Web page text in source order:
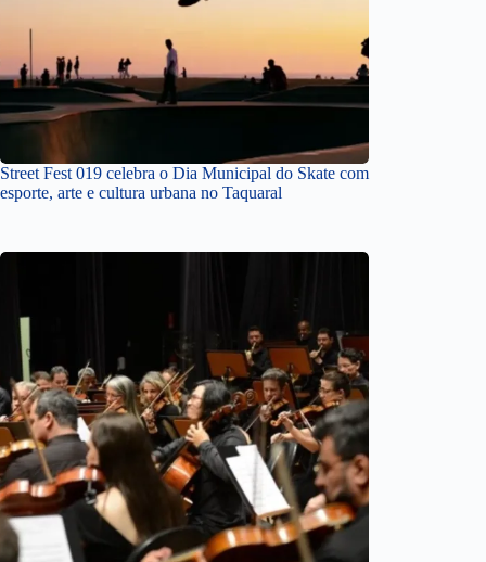
Street Fest 019 celebra o Dia Municipal do Skate com
esporte, arte e cultura urbana no Taquaral